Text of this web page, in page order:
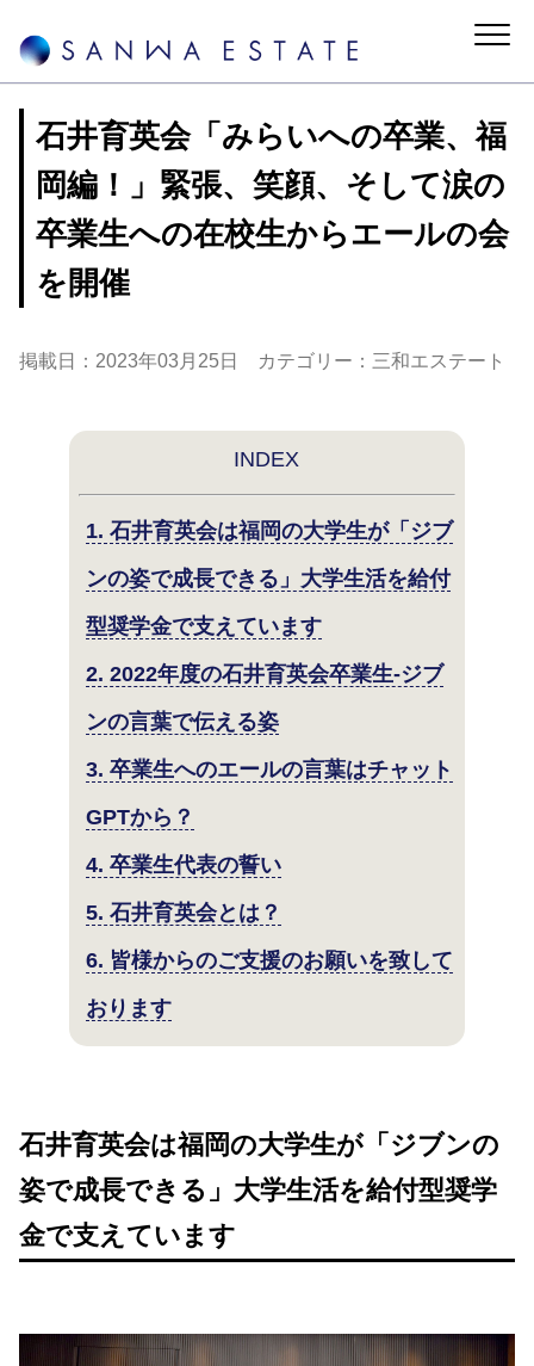
石井育英会「みらいへの卒業、福
岡編！」緊張、笑顔、そして涙の
卒業生への在校生からエールの会
を開催
掲載日：2023年03月25日 カテゴリー：三和エステート
INDEX
1. 石井育英会は福岡の大学生が「ジブ
ンの姿で成長できる」大学生活を給付
型奨学金で支えています
2. 2022年度の石井育英会卒業生-ジブ
ンの言葉で伝える姿
3. 卒業生へのエールの言葉はチャット
GPTから？
4. 卒業生代表の誓い
5. 石井育英会とは？
6. 皆様からのご支援のお願いを致して
おります
石井育英会は福岡の大学生が「ジブンの
姿で成長できる」大学生活を給付型奨学
金で支えています